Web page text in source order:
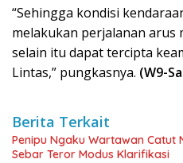
“Sehingga kondisi
melakukan perjalanan arus
selain itu dapat tercipta
Lintas,” pungkasnya. (W9-
Berita Terkait
Penipu Ngaku Wartawan Catut
Sebar Teror Modus Klarifikasi